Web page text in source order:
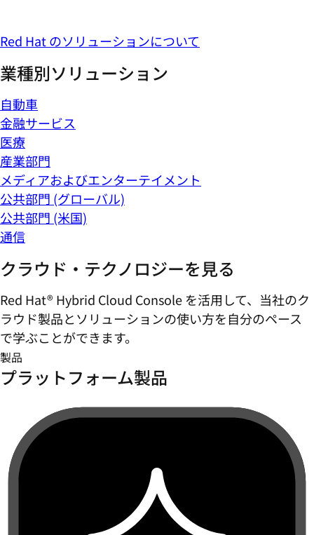
Red Hat のソリューションについて
業種別ソリューション
自動車
金融サービス
医療
産業部門
メディアおよびエンターテイメント
公共部門 (グローバル)
公共部門 (米国)
通信
クラウド・テクノロジーを見る
Red Hat® Hybrid Cloud Console を活用して、当社のク
ラウド製品とソリューションの使い方を自分のペース
で学ぶことができます。
製品
プラットフォーム製品